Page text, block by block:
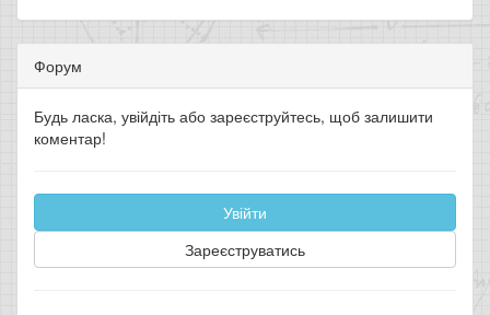
Форум
Будь ласка, увійдіть або зареєструйтесь, щоб залишити
коментар!
Увійти
Зареєструватись